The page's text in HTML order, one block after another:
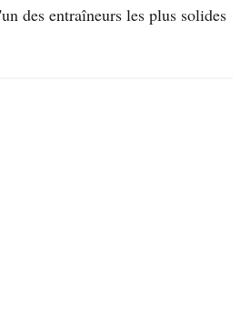
des entraîneurs les plus solides